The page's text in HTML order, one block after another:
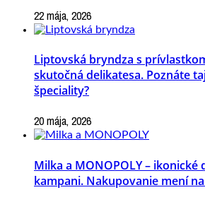
22 mája, 2026
Liptovská bryndza s
skutočná delikatesa. Poznáte
špeciality?
20 mája, 2026
Milka a MONOPOLY – ikonické
kampani. Nakupovanie mení